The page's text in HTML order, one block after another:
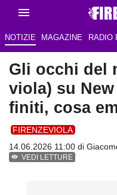
NOTIZIE MAGAZINE RADIO
Gli occhi del
viola) su
finiti, cosa
FIRENZEVIOLA
14.06.2026 11:00 di
VEDI LETTURE